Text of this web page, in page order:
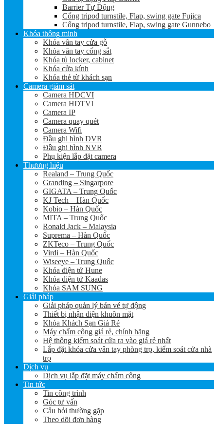
Barrier Tự Động
Cổng tripod turnstile, Flap, swing gate Fujica
Cổng tripod turnstile, Flap, swing gate Gunnebo
Khóa thông minh
Khóa vân tay cửa gỗ
Khóa vân tay cổng sắt
Khóa tủ locker, cabinet
Khóa cửa kính
Khóa thẻ từ khách sạn
Camera giám sát
Camera HDCVI
Camera HDTVI
Camera IP
Camera quay quét
Camera Wifi
Đầu ghi hình DVR
Đầu ghi hình NVR
Phụ kiện lắp đặt camera
Thương hiệu
Realand – Trung Quốc
Granding – Singarpore
GIGATA – Trung Quốc
KJ Tech – Hàn Quốc
Kobio – Hàn Quốc
MITA – Trung Quốc
Ronald Jack – Malaysia
Suprema – Hàn Quốc
ZKTeco – Trung Quốc
Virdi – Hàn Quốc
Wiseeye – Trung Quốc
Khóa điện tử Hune
Khóa điện tử Kaadas
Khóa SAM SUNG
Giải pháp
Giải pháp quản lý bán vé tự động
Thiết bị nhận diện khuôn mặt
Khóa Khách Sạn Giá Rẻ
Máy chấm công giá rẻ, chính hãng
Hệ thống kiểm soát cửa ra vào giá rẻ nhất
Lắp đặt khóa cửa vân tay phòng trọ, kiểm soát cửa nhà
trọ
Dịch vụ
Dịch vụ lắp đặt máy chấm công
Tin tức
Tin công trình
Góc tư vấn
Câu hỏi thường gặp
Theo dõi đơn hàng